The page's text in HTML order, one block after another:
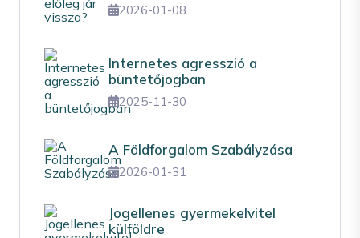
2026-01-08
Internetes agresszió a
büntetőjogban
2025-11-30
A Földforgalom Szabályzása
2026-01-31
Jogellenes gyermekelvitel
külföldre